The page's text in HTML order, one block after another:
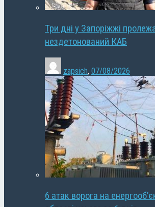
Три дні у Запоріжжі
нездетонований КАБ
zapsich, 07/08/2026
6 атак ворога на